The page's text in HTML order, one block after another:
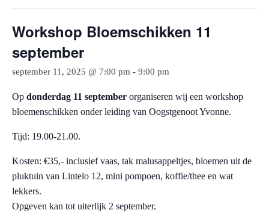
Workshop Bloemschikken 11
september
september 11, 2025 @ 7:00 pm - 9:00 pm
Op donderdag 11 september organiseren wij een workshop
bloemenschikken onder leiding van Oogstgenoot Yvonne.
Tijd: 19.00-21.00.
Kosten: €35,- inclusief vaas, tak malusappeltjes, bloemen uit de
pluktuin van Lintelo 12, mini pompoen, koffie/thee en wat
lekkers.
Opgeven kan tot uiterlijk 2 september.